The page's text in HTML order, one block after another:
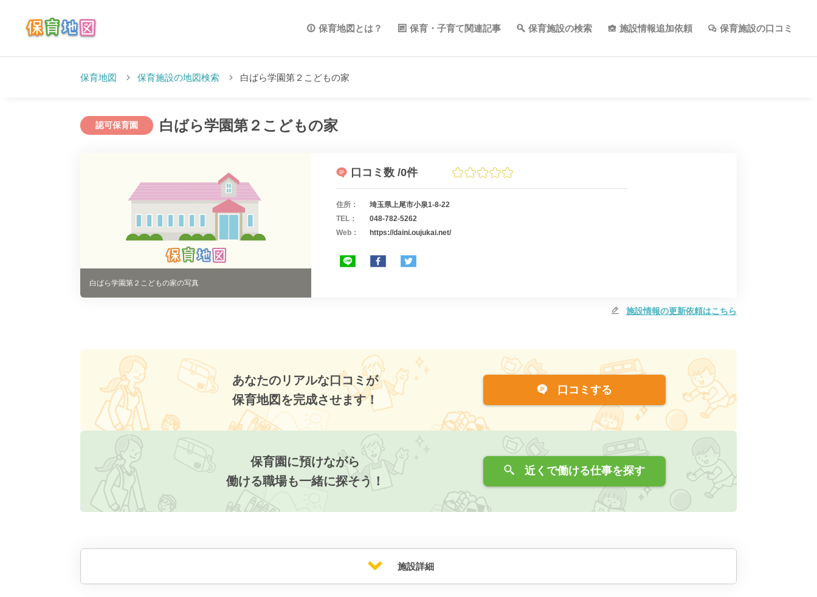
保育地図とは？ 保育・子育て関連記事 保育施設の検索 施設情報追加依頼 保育施設の口コミ
保育地図 保育施設の地図検索 白ばら学園第２こどもの家
認可保育園 白ばら学園第２こどもの家
白ばら学園第２こどもの家の写真
口コミ数 /0件
住所：
埼玉県上尾市小泉1-8-22
TEL：
048-782-5262
Web：
https://daini.oujukai.net/
施設情報の更新依頼はこちら
あなたのリアルな口コミが
保育地図を完成させます！
口コミする
保育園に預けながら
働ける職場も一緒に探そう！
近くで働ける仕事を探す
施設詳細